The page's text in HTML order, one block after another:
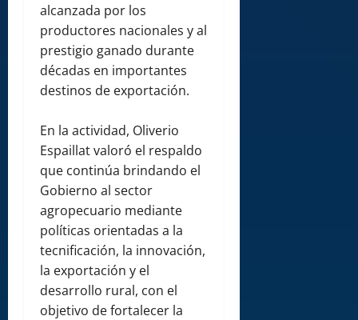
alcanzada por los
productores nacionales y al
prestigio ganado durante
décadas en importantes
destinos de exportación.
En la actividad, Oliverio
Espaillat valoró el respaldo
que continúa brindando el
Gobierno al sector
agropecuario mediante
políticas orientadas a la
tecnificación, la innovación,
la exportación y el
desarrollo rural, con el
objetivo de fortalecer la